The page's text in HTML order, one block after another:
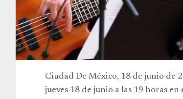
Ciudad De México, 18 de junio de
jueves 18 de junio a las 19 horas